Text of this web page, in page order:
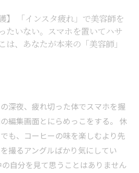
】 「インスタ疲れ」で美容師を
たいない。スマホを置いてハサ
は、あなたが本来の「美容師」
深夜、疲れ切った体でスマホを握
編集画面とにらめっこをする。 休
も、コーヒーの味を楽しむより先
撮るアングルばかり気にしてい
自分を見て思うことはありません